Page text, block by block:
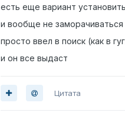
есть еще вариант
и вообще не
просто ввел в поиск (как в
и он все выдаст
Цитата